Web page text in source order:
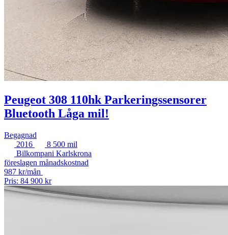
Peugeot 308 110hk Parkeringssensorer
Bluetooth Låga mil!
Begagnad
2016
8 500 mil
Bilkompani Karlskrona
föreslagen månadskostnad
987 kr/mån
Pris: 84 900 kr